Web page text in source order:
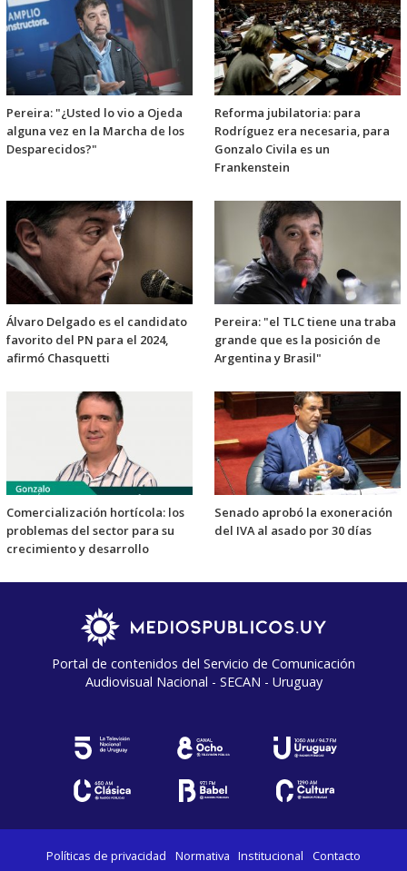
Pereira: "¿Usted lo vio a Ojeda
alguna vez en la Marcha de los
Desparecidos?"
Reforma jubilatoria: para
Rodríguez era necesaria, para
Gonzalo Civila es un
Frankenstein
Álvaro Delgado es el candidato
favorito del PN para el 2024,
afirmó Chasquetti
Pereira: "el TLC tiene una traba
grande que es la posición de
Argentina y Brasil"
Comercialización hortícola: los
problemas del sector para su
crecimiento y desarrollo
Senado aprobó la exoneración
del IVA al asado por 30 días
Portal de contenidos del Servicio de Comunicación
Audiovisual Nacional - SECAN - Uruguay
Políticas de privacidad Normativa Institucional Contacto